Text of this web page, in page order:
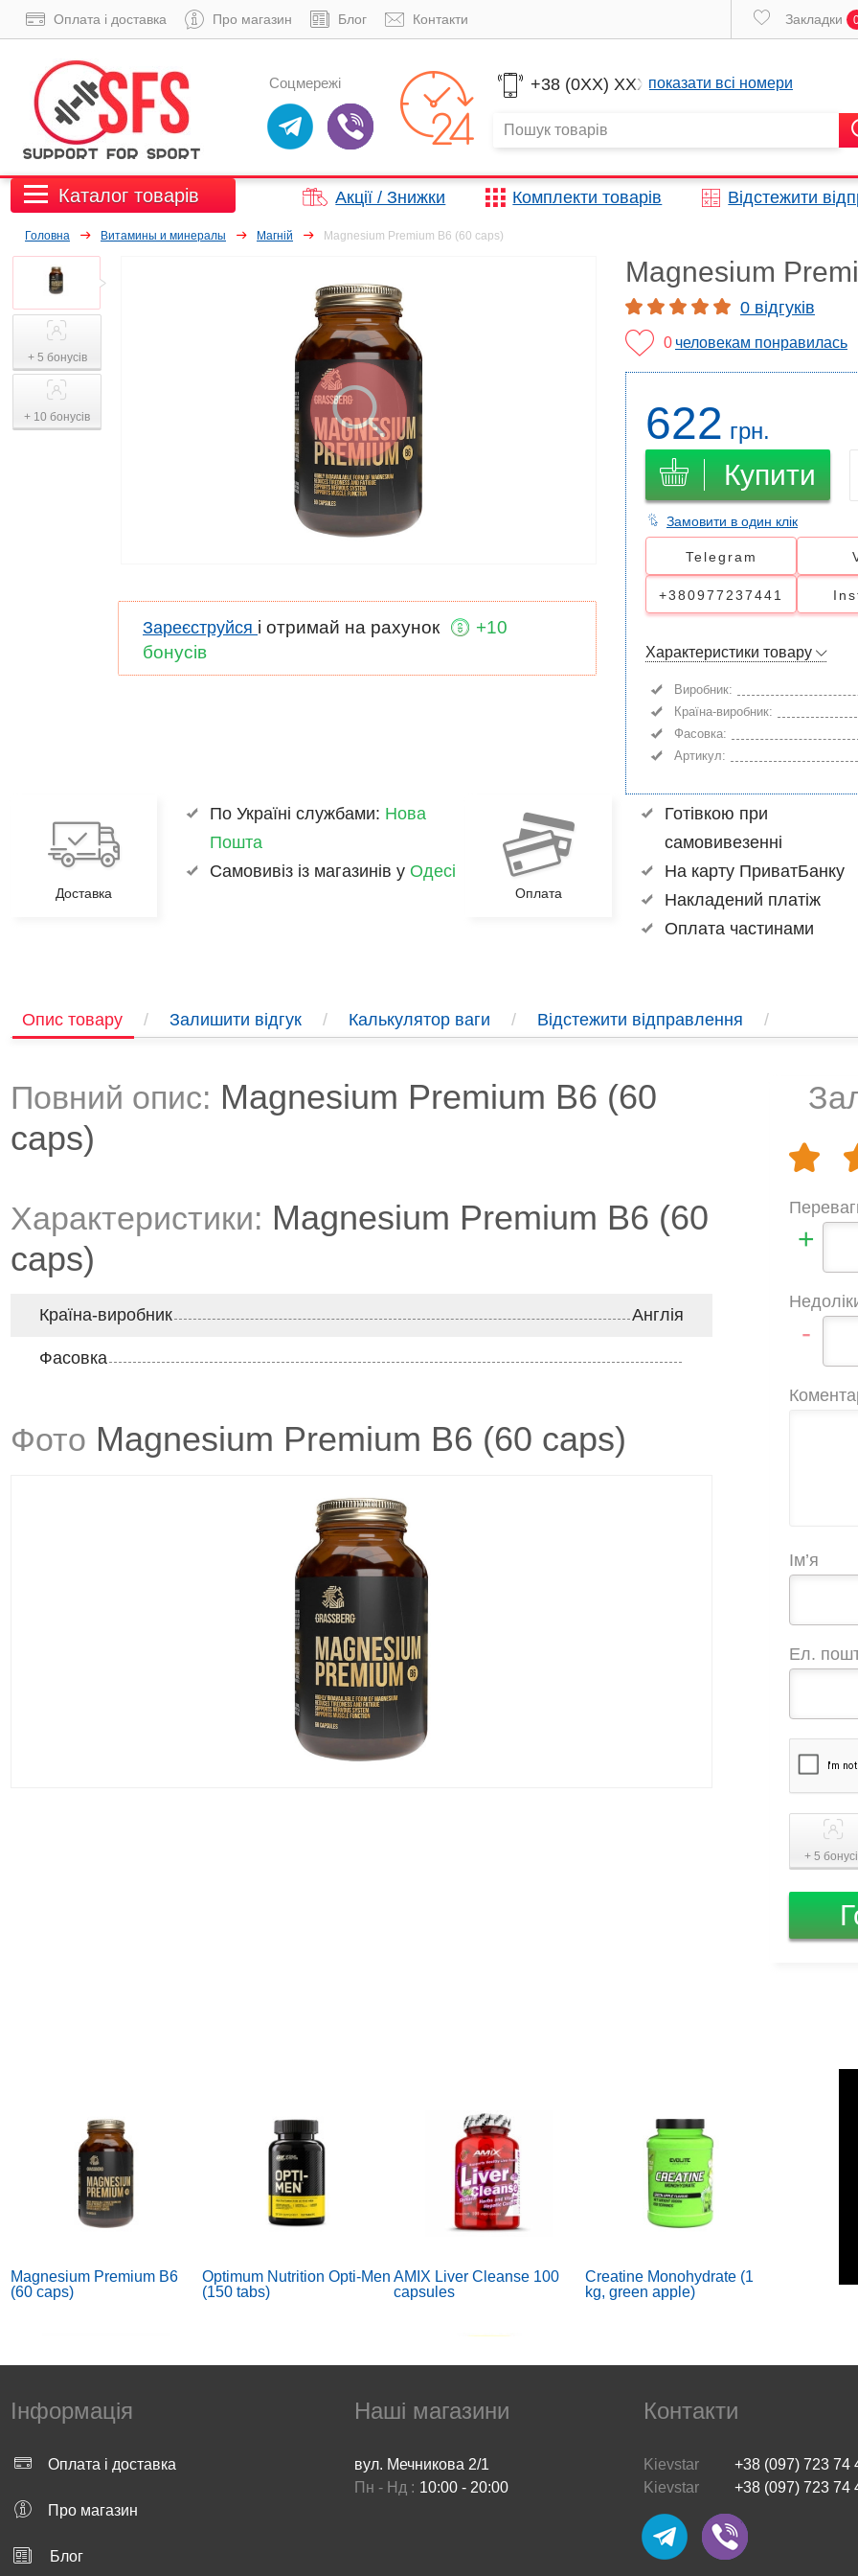
Оплата і доставка Про магазин Блог Контакти Закладки
Соцмережі +38 (0XX) XXXпоказати всі номери
Каталог товарів Акції / Знижки Комплекти товарів Відстежити
Головна Витамины и минералы Магній Magnesium Premium B6 (60 caps)
+ 5 бонусів
+ 10 бонусів
Зареєструйся і отримай на рахунок
+10
бонусів
Magnesium
0 відгуків
0 человекам понравилась
622 грн.
Купити
Замовити в один клік
Telegram
+380977237441
Характеристики товару
Виробник:
Країна-виробник:
Фасовка:
Артикул:
Доставка
По Україні службами: Нова
Пошта
Самовивіз із магазинів у Одесі
Оплата
Готівкою при
самовивезенні
На карту ПриватБанку
Накладений платіж
Оплата частинами
Опис товару / Залишити відгук / Калькулятор ваги / Відстежити відправлення /
Повний опис: Magnesium Premium B6 (60
caps)
Характеристики: Magnesium Premium B6 (60
caps)
Країна-виробник Англія
Фасовка
Фото Magnesium Premium B6 (60 caps)
+
-
Ім’я
Ел.
+ 5
Magnesium Premium B6
(60 caps)
Optimum Nutrition Opti-Men
(150 tabs)
AMIX Liver Cleanse 100
capsules
Creatine Monohydrate (1
kg, green apple)
AMIX Performance Amix
Creatine Creapure - 300 g
Puritan's Pride vitamin d3
Інформація
Оплата і доставка
Про магазин
Блог
Наші магазини
вул. Мечникова 2/1
Пн - Нд : 10:00 - 20:00
Контакти
Kievstar
+38 (097) 723 74
Kievstar
+38 (097) 723 74